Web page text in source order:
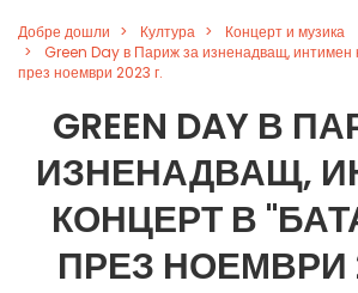
Добре дошли Култура
Концерт и музика
Green Day в Париж за изненадващ, интимен
през ноември 2023 г.
GREEN DAY В
ИЗНЕНАДВАЩ,
КОНЦЕРТ В
ПРЕЗ НОЕМВРИ